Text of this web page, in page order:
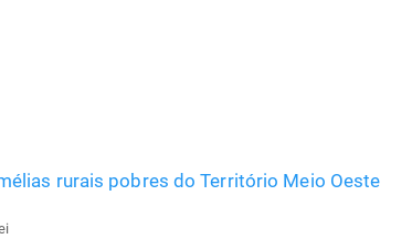
rurais pobres do Território Meio Oeste